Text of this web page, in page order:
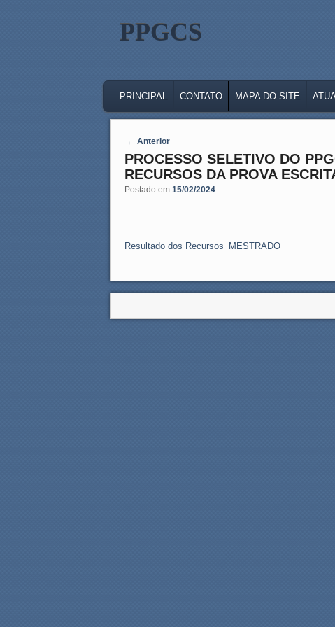
PPGCS
SKIP TO PRIMARY CONTENT
SKIP TO SECONDARY CONTENT
PRINCIPAL CONTATO MAPA DO SITE
Post navigation
← Anterior
PROCESSO SELETIVO DO
RECURSOS DA PROVA
Postado em 15/02/2024
Resultado dos Recursos_MESTRADO